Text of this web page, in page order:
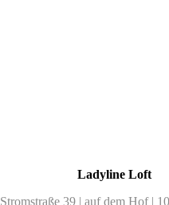
Ladyline Loft
Stromstraße 39 | auf dem Hof |